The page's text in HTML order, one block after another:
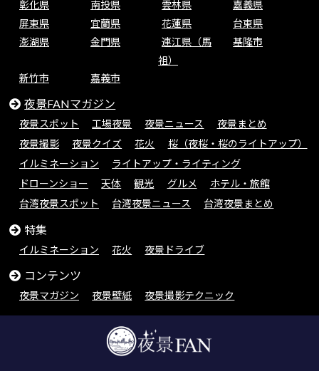
彰化県
南投県 雲林県
嘉義県
屏東県
宜蘭県 花蓮県
台東県
澎湖県
金門県
連江県（馬
祖）
基隆市
新竹市 嘉義市
夜景FANマガジン
夜景スポット 工場夜景 夜景ニュース
夜景まとめ
夜景撮影
夜景クイズ 花火
桜（夜桜・桜のライトアップ）
イルミネーション
ライトアップ・ライティング
ドローンショー
天体 観光 グルメ
ホテル・旅館
台湾夜景スポット
台湾夜景ニュース 台湾夜景まとめ
特集
イルミネーション 花火 夜景ドライブ
コンテンツ
夜景マガジン 夜景壁紙 夜景撮影テクニック